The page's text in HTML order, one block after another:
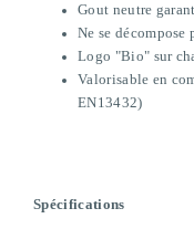
Gout neutre
Ne se décompose
Logo "Bio" sur
Valorisable en
EN13432)
Spécifications